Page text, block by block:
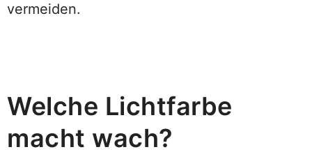
vermeiden.
Welche Lichtfarbe
macht wach?